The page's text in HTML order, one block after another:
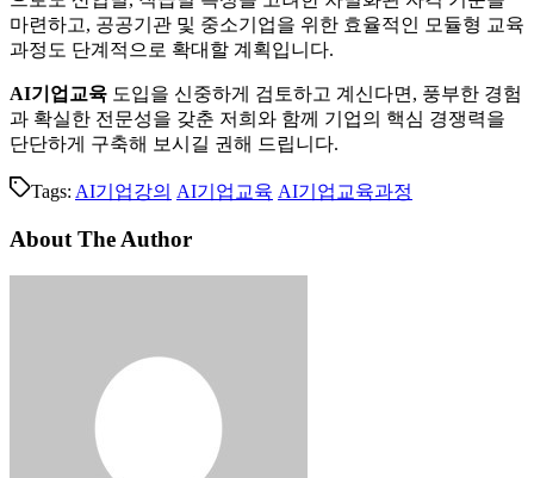
마련하고, 공공기관 및 중소기업을 위한 효율적인 모듈형 교육
과정도 단계적으로 확대할 계획입니다.
AI기업교육 도입을 신중하게 검토하고 계신다면, 풍부한 경험
과 확실한 전문성을 갖춘 저희와 함께 기업의 핵심 경쟁력을
단단하게 구축해 보시길 권해 드립니다.
Tags: AI기업강의 AI기업교육 AI기업교육과정
About The Author